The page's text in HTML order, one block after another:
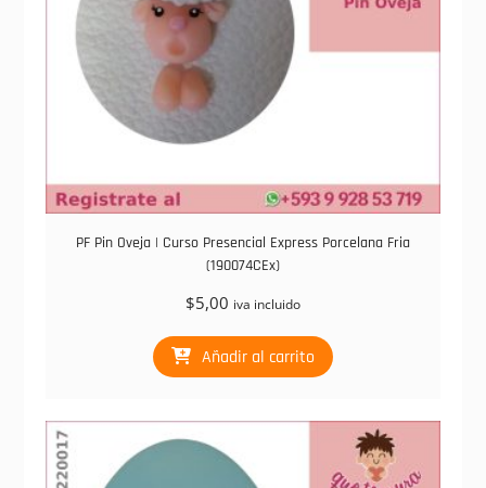
PF Pin Oveja | Curso Presencial Express Porcelana Fria
(190074CEx)
$5,00 iva incluido
Añadir al carrito